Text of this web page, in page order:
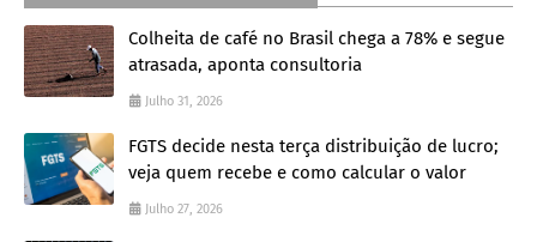
Colheita de café no Brasil chega a 78% e segue
atrasada, aponta consultoria
Julho 31, 2026
FGTS decide nesta terça distribuição de lucro;
veja quem recebe e como calcular o valor
Julho 27, 2026